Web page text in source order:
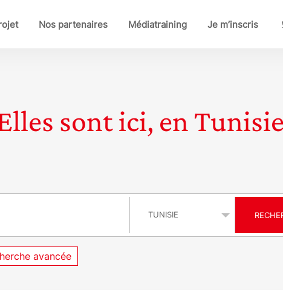
Nos partenaires Médiatraining Je m’inscris
sont ici, en
avancée